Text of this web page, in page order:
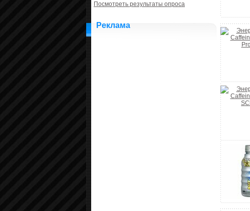
Посмотреть результаты опроса
Реклама